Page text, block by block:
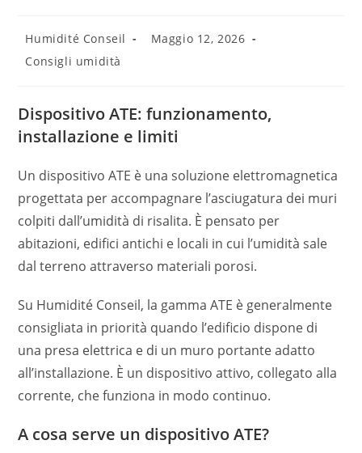
Humidité Conseil
Maggio 12, 2026
Consigli umidità
Dispositivo ATE: funzionamento,
installazione e limiti
Un dispositivo ATE è una soluzione elettromagnetica
progettata per accompagnare l’asciugatura dei muri
colpiti dall’umidità di risalita. È pensato per
abitazioni, edifici antichi e locali in cui l’umidità sale
dal terreno attraverso materiali porosi.
Su Humidité Conseil, la gamma ATE è generalmente
consigliata in priorità quando l’edificio dispone di
una presa elettrica e di un muro portante adatto
all’installazione. È un dispositivo attivo, collegato alla
corrente, che funziona in modo continuo.
A cosa serve un dispositivo ATE?